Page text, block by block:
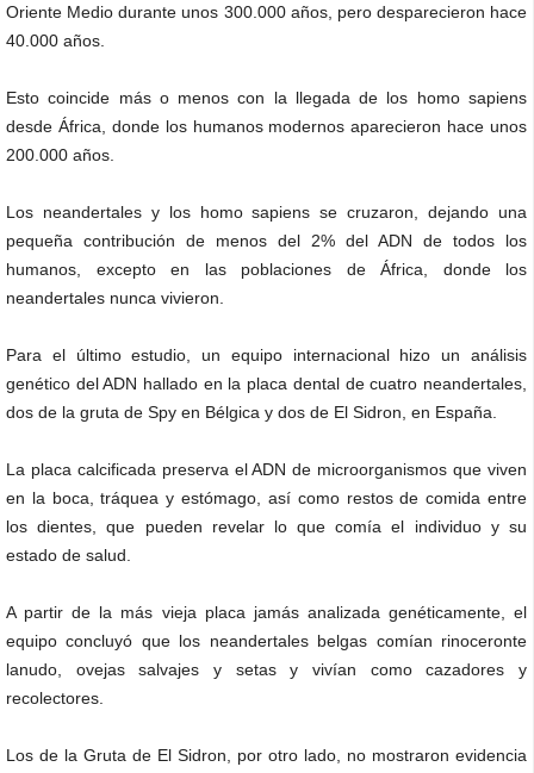
Oriente Medio durante unos 300.000 años, pero desparecieron hace
40.000 años.
Esto coincide más o menos con la llegada de los homo sapiens
desde África, donde los humanos modernos aparecieron hace unos
200.000 años.
Los neandertales y los homo sapiens se cruzaron, dejando una
pequeña contribución de menos del 2% del ADN de todos los
humanos, excepto en las poblaciones de África, donde los
neandertales nunca vivieron.
Para el último estudio, un equipo internacional hizo un análisis
genético del ADN hallado en la placa dental de cuatro neandertales,
dos de la gruta de Spy en Bélgica y dos de El Sidron, en España.
La placa calcificada preserva el ADN de microorganismos que viven
en la boca, tráquea y estómago, así como restos de comida entre
los dientes, que pueden revelar lo que comía el individuo y su
estado de salud.
A partir de la más vieja placa jamás analizada genéticamente, el
equipo concluyó que los neandertales belgas comían rinoceronte
lanudo, ovejas salvajes y setas y vivían como cazadores y
recolectores.
Los de la Gruta de El Sidron, por otro lado, no mostraron evidencia